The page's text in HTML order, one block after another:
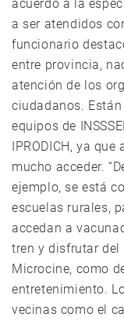
acuerdo a la
a ser atendidos
funcionario
entre provincia,
atención de los
ciudadanos.
equipos de
IPRODICH, ya
mucho acceder.
ejemplo, se está
escuelas rurales,
accedan a
tren y disfrutar
Microcine, como
entretenimiento.
vecinas como el